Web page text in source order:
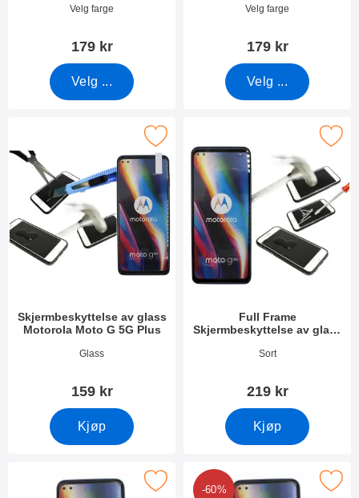
Varenummer 37184
Velg farge
179 kr
Velg ...
Varenummer 37181
Velg farge
179 kr
Velg ...
Skjermbeskyttelse av glass
Motorola Moto G 5G Plus
Varenummer 37762
Glass
159 kr
Kjøp
av glass Motorola Moto G 5G Plus som favoritt
Full Frame
Skjermbeskyttelse av glass
Varenummer 37949
Sort
219 kr
Kjøp
Merk full Frame Skjermbeskyttelse av glass
skjermbeskyttelse Motorola Moto G 5G Plus som favoritt
-60%
Merk 6-pakning Skjermbeskyttelse